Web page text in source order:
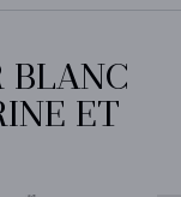
BLANC
ET